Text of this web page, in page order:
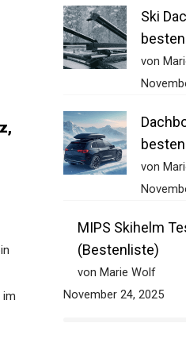
Ski
besten
von
besten
von
MIPS Skihelm
(Bestenliste)
von Marie Wolf
November 24, 2025